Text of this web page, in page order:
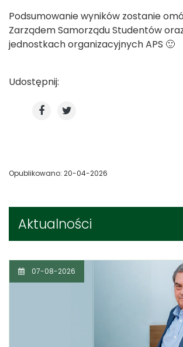
Aktualności
07-08-2026
Podsumowanie wyników zostanie
Zarządem Samorządu Studentów
jednostkach organizacyjnych APS 🙂
Udostępnij:
Opublikowano: 20-04-2026